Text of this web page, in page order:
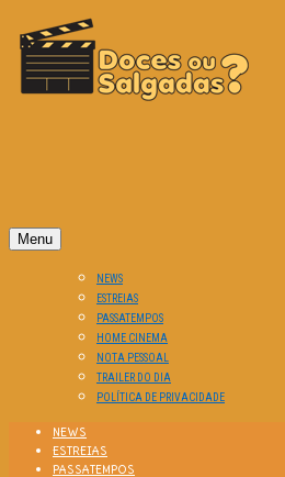
Menu
NEWS
ESTREIAS
PASSATEMPOS
HOME CINEMA
NOTA PESSOAL
TRAILER DO DIA
POLÍTICA DE PRIVACIDADE
NEWS
ESTREIAS
PASSATEMPOS